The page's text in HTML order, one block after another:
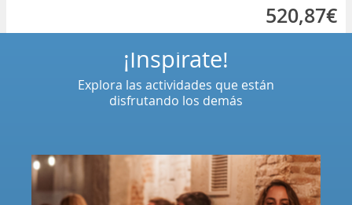
520,87€
¡Inspírate!
Explora las actividades que están
disfrutando los demás